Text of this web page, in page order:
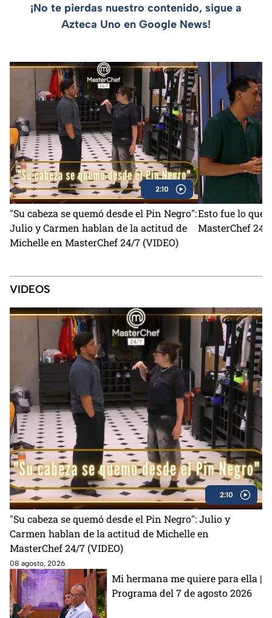
¡No te pierdas nuestro contenido, sigue a
Azteca Uno en Google News!
2:10
"Su cabeza se quemó desde el Pin Negro":
Julio y Carmen hablan de la actitud de
Michelle en MasterChef 24/7 (VIDEO)
Esto fue lo que
MasterChef 24/
VIDEOS
2:10
"Su cabeza se quemó desde el Pin Negro": Julio y
Carmen hablan de la actitud de Michelle en
MasterChef 24/7 (VIDEO)
08 agosto, 2026
Mi hermana me quiere para ella |
Programa del 7 de agosto 2026